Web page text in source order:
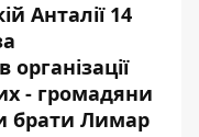
Анталії 14
- громадяни
брати Лимар